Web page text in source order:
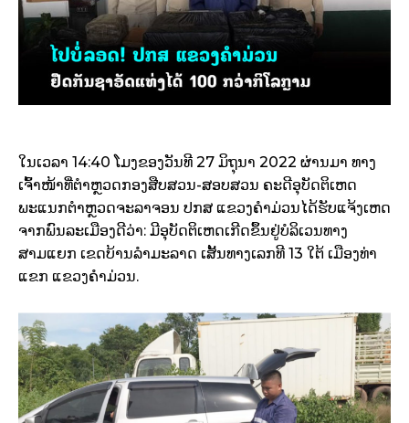
ໃນເວລາ 14:40 ໂມງຂອງວັນທີ 27 ມິຖຸນາ 2022 ຜ່ານມາ ທາງ
ເຈົ້າໜ້າທີ່ຕຳຫຼວດກອງສືບສວນ-ສອບສວນ ຄະດີອຸບັດຕິເຫດ
ພະແນກຕຳຫຼວດຈະລາຈອນ ປກສ ແຂວງຄຳມ່ວນໄດ້ຮັບແຈ້ງເຫດ
ຈາກພົນລະເມືອງດີວ່າ: ມີອຸບັດຕິເຫດເກີດຂຶ້ນຢູ່ບໍລິເວນທາງ
ສາມແຍກ ເຂດບ້ານລຳມະລາດ ເສັ້ນທາງເລກທີ 13 ໃຕ້ ເມືອງທ່າ
ແຂກ ແຂວງຄຳມ່ວນ.